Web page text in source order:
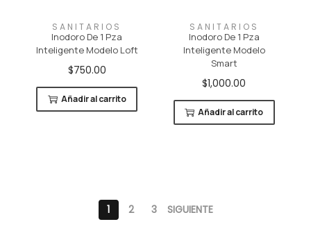
SANITARIOS
Inodoro De 1 Pza
Inteligente Modelo Loft
$750.00
Añadir al carrito
SANITARIOS
Inodoro De 1 Pza
Inteligente Modelo
Smart
$1,000.00
Añadir al carrito
1 2 3 SIGUIENTE